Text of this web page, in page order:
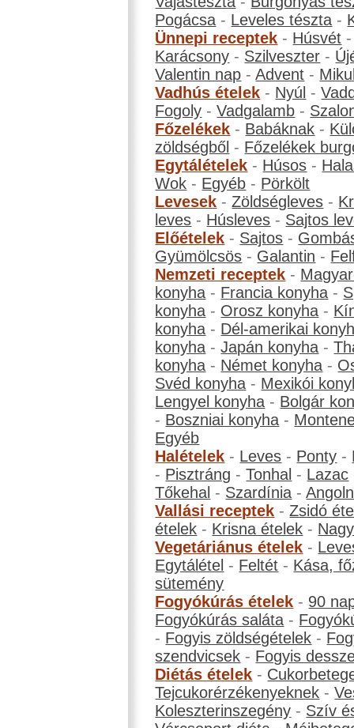
Pogácsa - Leveles tészta -
Ünnepi receptek - Húsvét
Karácsony - Szilveszter -
Valentin nap -Advent -
Vadhús ételek - Nyúl -
Fogoly -Vadgalamb -
Főzelékek - Babáknak -
zöldségből - Főzelékek
Egytálételek - Húsos -
Wok - Egyéb - Pörkölt
Levesek -Zöldségleves -
leves - Húsleves - Sajtos
Előételek - Sajtos -
Gyümölcsös - Galantin -
Nemzeti receptek -
konyha - Francia konyha -
konyha - Orosz konyha -
konyha - Dél-amerikai
konyha -Japán konyha -
konyha - Német konyha -
Svéd konyha - Mexikói
Lengyel konyha - Bolgár
- Boszniai konyha -
Egyéb
Halételek - Leves - Ponty -
- Pisztráng -Tonhal - Lazac
Tőkehal - Szardínia -
Vallási receptek -Zsidó
ételek - Krisna ételek -
Vegetáriánus ételek -
Egytálétel - Feltét - Kása,
sütemény
Fogyókúrás ételek - 90
Fogyókúrás saláta -
- Fogyis zöldségételek -
szendvicsek - Fogyis
Diétás ételek -
Tejcukorérzékenyeknek -
Koleszterinszegény - Szív